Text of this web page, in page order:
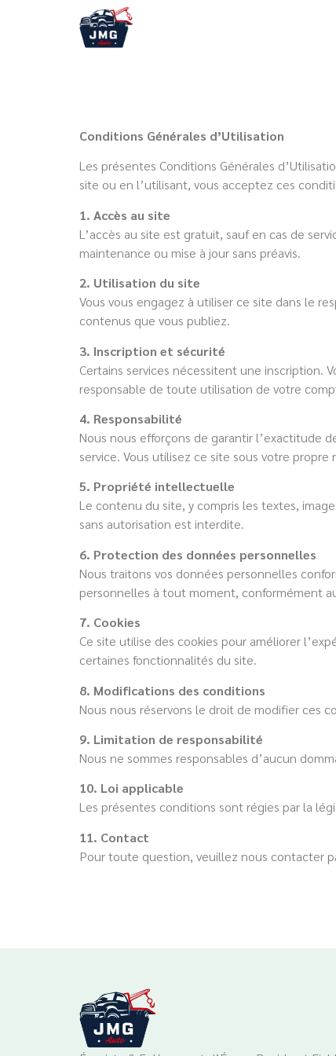
Conditions Générales d’Utilisation
Les présentes Conditions Générales
site ou en l’utilisant, vous acceptez ces
1. Accès au site
L’accès au site est gratuit, sauf en cas de
maintenance ou mise à jour sans préavis.
2. Utilisation du site
Vous vous engagez à utiliser ce site dans le
contenus que vous publiez.
3. Inscription et sécurité
Certains services nécessitent une inscription.
responsable de toute utilisation de votre
4. Responsabilité
Nous nous efforçons de garantir l’exactitude
service. Vous utilisez ce site sous votre propre
5. Propriété intellectuelle
Le contenu du site, y compris les textes,
sans autorisation est interdite.
6. Protection des données personnelles
Nous traitons vos données personnelles
personnelles à tout moment, conformément
7. Cookies
Ce site utilise des cookies pour améliorer
certaines fonctionnalités du site.
8. Modifications des conditions
Nous nous réservons le droit de modifier ces
9. Limitation de responsabilité
Nous ne sommes responsables d’aucun
10. Loi applicable
Les présentes conditions sont régies par la
11. Contact
Pour toute question, veuillez nous contacter